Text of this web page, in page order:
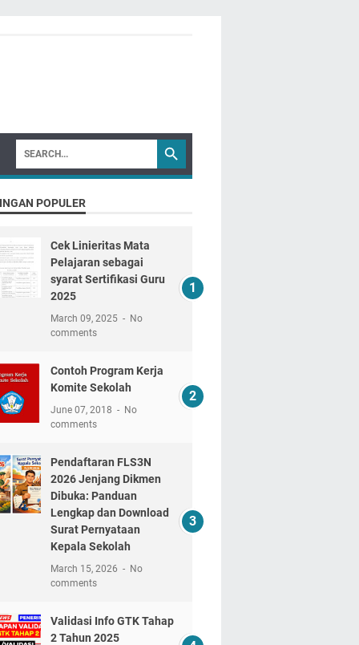
POPULER
Cek Linieritas Mata
Pelajaran sebagai
syarat Sertifikasi Guru
2025
March 09, 2025
No
comments
Contoh Program Kerja
Komite Sekolah
June 07, 2018
No
comments
Pendaftaran FLS3N
2026 Jenjang Dikmen
Dibuka: Panduan
Lengkap dan Download
Surat Pernyataan
Kepala Sekolah
March 15, 2026
No
comments
Validasi Info GTK Tahap
2 Tahun 2025